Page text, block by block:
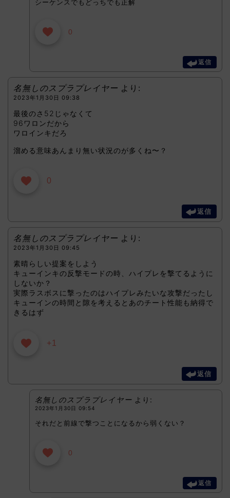
シーケンスでもどっちでも正解
0
返信
名無しのスプラプレイヤー より:
2023年1月30日 09:38
最後のさ52じゃなくて
96ワロンだから
ワロインキだろ
溜める意味あんまり無い状況のが多くね〜？
0
返信
名無しのスプラプレイヤー より:
2023年1月30日 09:45
素晴らしい提案をしよう
キューインキの反撃モードの時、ハイプレを撃てるように
しないか？
実際ラスボスに撃ったのはハイプレみたいな攻撃だったし
キューインの時間と隙を考えるとあのチート性能も納得で
きるはず
+1
返信
名無しのスプラプレイヤー より:
2023年1月30日 09:54
それだと前線で撃つことになるから弱くない？
0
返信